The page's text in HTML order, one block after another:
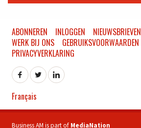
ABONNEREN INLOGGEN NIEUWSBRIEVEN
WERK BIJ ONS
GEBRUIKSVOORWAARDEN
PRIVACYVERKLARING
Français
Business AM is part of MediaNation